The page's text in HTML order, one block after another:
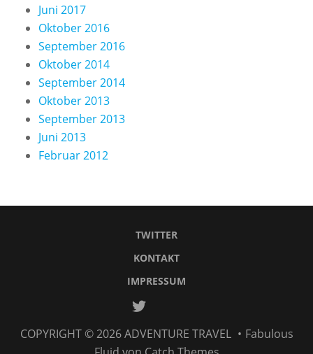
Juni 2017
Oktober 2016
September 2016
Oktober 2014
September 2014
Oktober 2013
September 2013
Juni 2013
Februar 2012
TWITTER
KONTAKT
IMPRESSUM
Twitter
COPYRIGHT © 2026ADVENTURE TRAVEL • Fabulous